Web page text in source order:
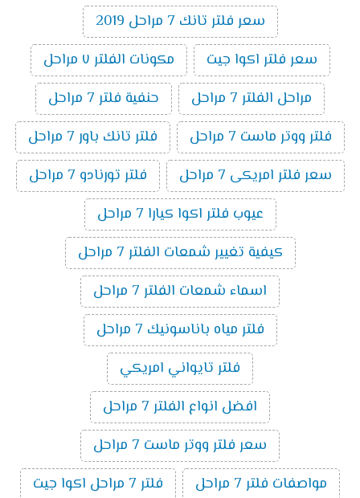
سعر فلتر تانك 7 مراحل 2019
سعر فلتر اكوا جيت
مكونات الفلتر ٧ مراحل
مراحل الفلتر 7 مراحل
حنفية فلتر 7 مراحل
فلتر ووتر ماست 7 مراحل
فلتر تانك باور 7 مراحل
سعر فلتر امريكى 7 مراحل
فلتر تورنادو 7 مراحل
عيوب فلتر اكوا كيارا 7 مراحل
كيفية تغيير شمعات الفلتر 7 مراحل
اسماء شمعات الفلتر 7 مراحل
فلتر مياه باناسونيك 7 مراحل
فلتر تايواني امريكي
افضل انواع الفلتر 7 مراحل
سعر فلتر ووتر ماست 7 مراحل
مواصفات فلتر 7 مراحل
فلتر 7 مراحل اكوا جيت